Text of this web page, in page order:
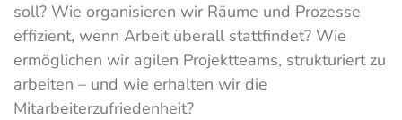
soll? Wie organisieren wir Räume und Prozesse
effizient, wenn Arbeit überall stattfindet? Wie
ermöglichen wir agilen Projektteams, strukturiert zu
arbeiten – und wie erhalten wir die
Mitarbeiterzufriedenheit?